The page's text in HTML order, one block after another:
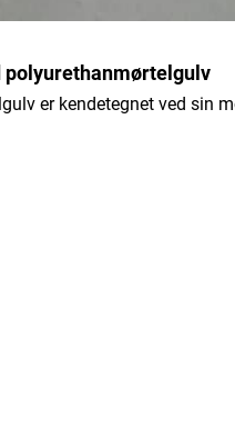
polyurethanmørtelgulv
er kendetegnet ved sin